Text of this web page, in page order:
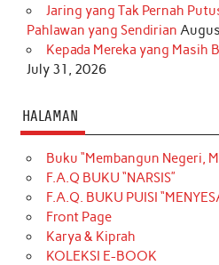
Jaring yang Tak Pernah
Pahlawan yang Sendirian
Kepada Mereka yang Masih
July 31, 2026
HALAMAN
Buku “Membangun Negeri,
F.A.Q BUKU “NARSIS”
F.A.Q. BUKU PUISI
Front Page
Karya & Kiprah
KOLEKSI E-BOOK